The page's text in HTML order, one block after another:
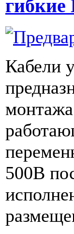
Кабели
500В